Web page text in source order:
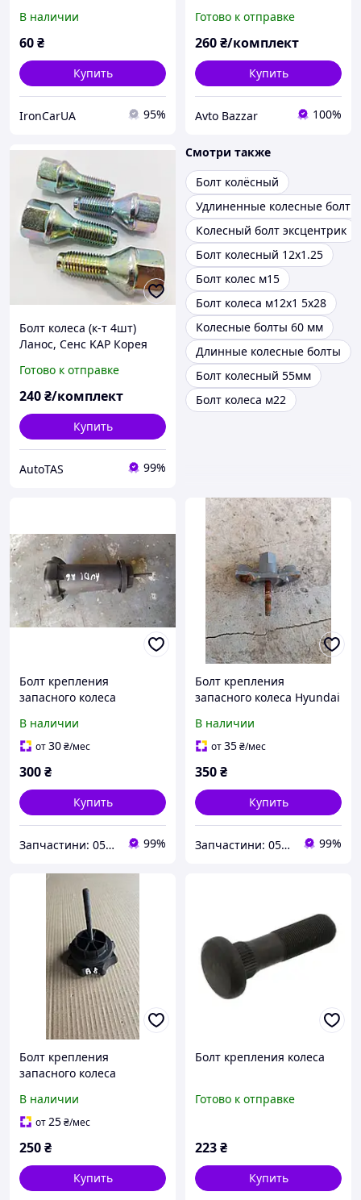
В наличии
60₴
Купить
IronCarUA 95%
Готово к отправке
260₴/комплект
Купить
Avto Bazzar 100%
Болт колеса (к-т 4шт)
Ланос, Сенс KAP Корея
Готово к отправке
240₴/комплект
Купить
AutoTAS 99%
Смотри также
Болт колёсный
Удлиненные колесные болты
Колесный болт эксцентрик
Болт колесный 12х1.25
Болт колес м15
Болт колеса м12х1 5х28
Колесные болты 60 мм
Длинные колесные болты
Болт колесный 55мм
Болт колеса м22
Болт крепления
запасного колеса
1997-2000 2.5 TDI
В наличии
от30₴/мес
300₴
Купить
Запчастини: 0505243073 та обладнання: 0669705589 99%
Болт крепления
запасного колеса Hyundai
дизель
В наличии
от35₴/мес
350₴
Купить
Запчастини: 0505243073 та обладнання: 0669705589 99%
Болт крепления
запасного колеса
Passat B5 1.6 бензин
1996-2002 седан
В наличии
от25₴/мес
250₴
Купить
Болт крепления колеса
Готово к отправке
223₴
Купить